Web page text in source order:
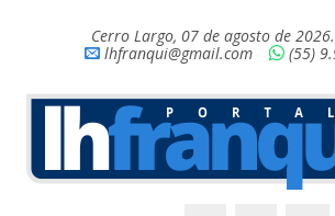
Cerro Largo, 07 de agosto de
lhfranqui@gmail.com
(55)